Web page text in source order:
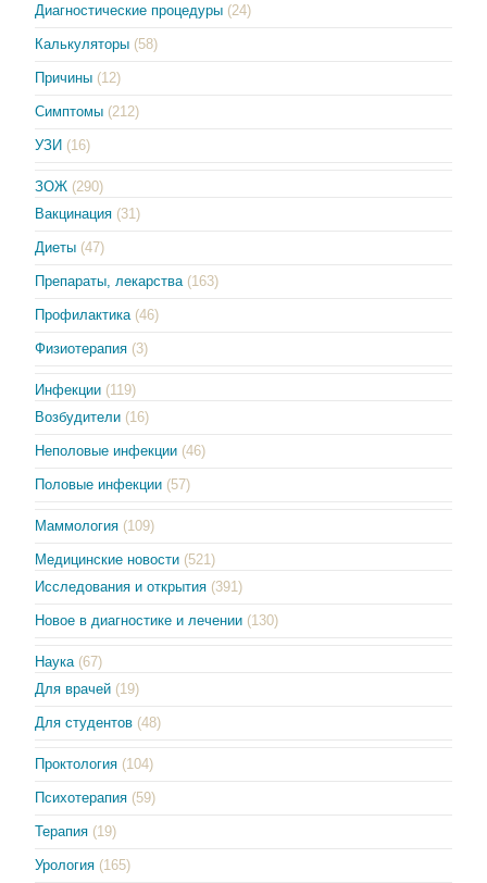
Диагностические процедуры (24)
Калькуляторы (58)
Причины (12)
Симптомы (212)
УЗИ (16)
ЗОЖ (290)
Вакцинация (31)
Диеты (47)
Препараты, лекарства (163)
Профилактика (46)
Физиотерапия (3)
Инфекции (119)
Возбудители (16)
Неполовые инфекции (46)
Половые инфекции (57)
Маммология (109)
Медицинские новости (521)
Исследования и открытия (391)
Новое в диагностике и лечении (130)
Наука (67)
Для врачей (19)
Для студентов (48)
Проктология (104)
Психотерапия (59)
Терапия (19)
Урология (165)